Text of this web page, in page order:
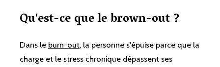
Qu'est-ce que le brown-out ?
Dans le burn-out, la personne s'épuise parce que la
charge et le stress chronique dépassent ses